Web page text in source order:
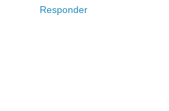
Responder